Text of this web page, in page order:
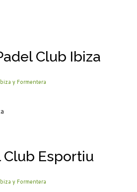
Club Ibiza
y Formentera
Club Esportiu
y Formentera